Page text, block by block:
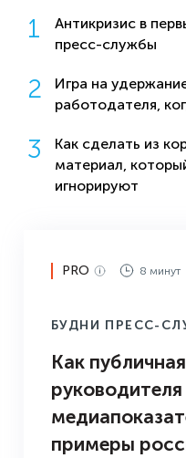
Антикризис в
пресс-службы
Игра на
работодателя,
Как сделать из
материал,
игнорируют
PRO 8 минут
БУДНИ ПРЕСС-
Как
руководителя
примеры